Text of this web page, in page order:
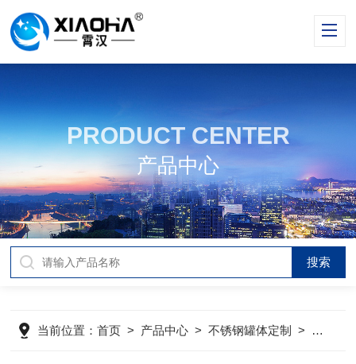
PRODUCT CENTER
产品中心
当前位置：首页 > 产品中心 >不锈钢罐体定制 > 脱色罐